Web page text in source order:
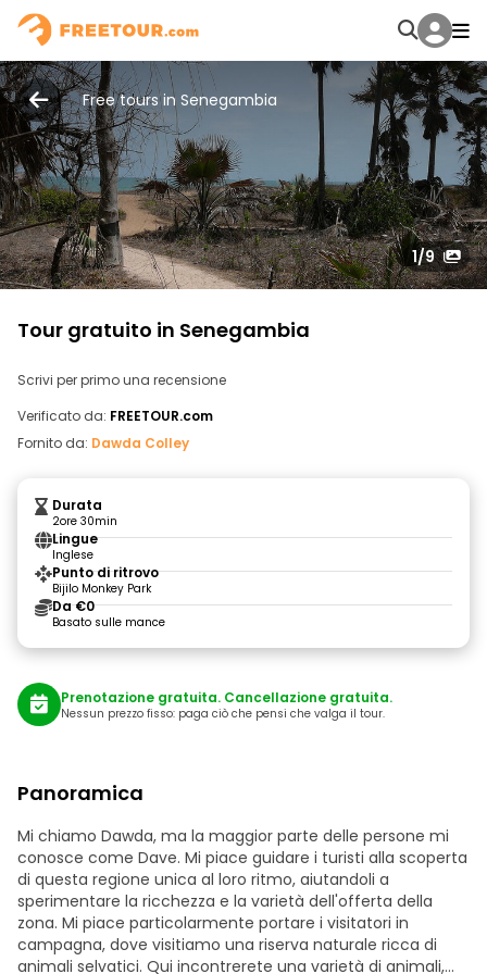
Free tours in Senegambia
1/9
Tour gratuito in Senegambia
Scrivi per primo una recensione
Verificato da: FREETOUR.com
Fornito da: Dawda Colley
Durata
2ore 30min
Lingue
Inglese
Punto di ritrovo
Bijilo Monkey Park
Da €0
Basato sulle mance
Prenotazione gratuita. Cancellazione gratuita.
Nessun prezzo fisso: paga ciò che pensi che valga il tour.
Panoramica
Mi chiamo Dawda, ma la maggior parte delle persone mi
conosce come Dave. Mi piace guidare i turisti alla scoperta
di questa regione unica al loro ritmo, aiutandoli a
sperimentare la ricchezza e la varietà dell'offerta della
zona. Mi piace particolarmente portare i visitatori in
campagna, dove visitiamo una riserva naturale ricca di
animali selvatici. Qui incontrerete una varietà di animali,